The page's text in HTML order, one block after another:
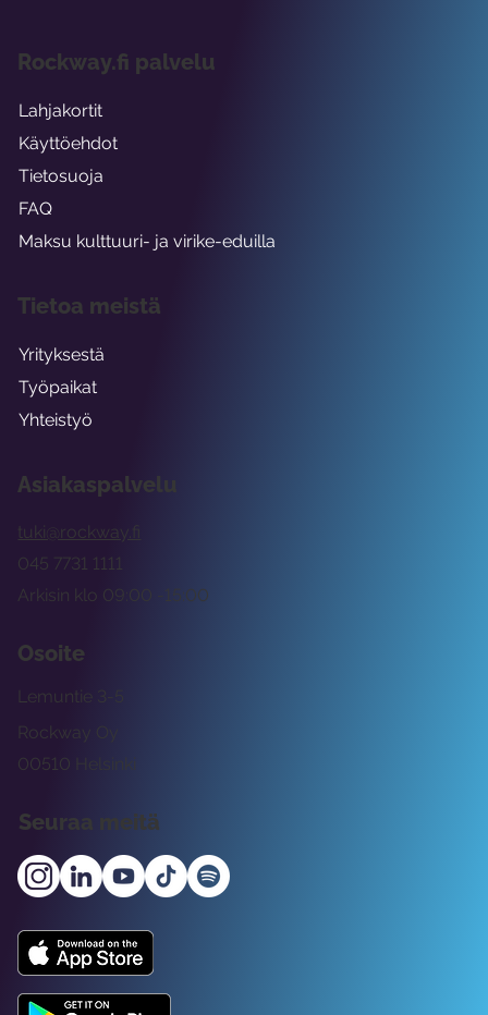
Asiakaspalvelu
tuki@rockway.fi
Arkisin klo 09:00 -15:00
045 7731 1111
Osoite
Rockway Oy
Lemuntie 3-5
00510 Helsinki
Seuraa meitä
Rockway.fi palvelu
Lahjakortit
Käyttöehdot
Tietosuoja
FAQ
Maksu kulttuuri- ja virike-eduilla
Tietoa meistä
Yrityksestä
Työpaikat
Yhteistyö